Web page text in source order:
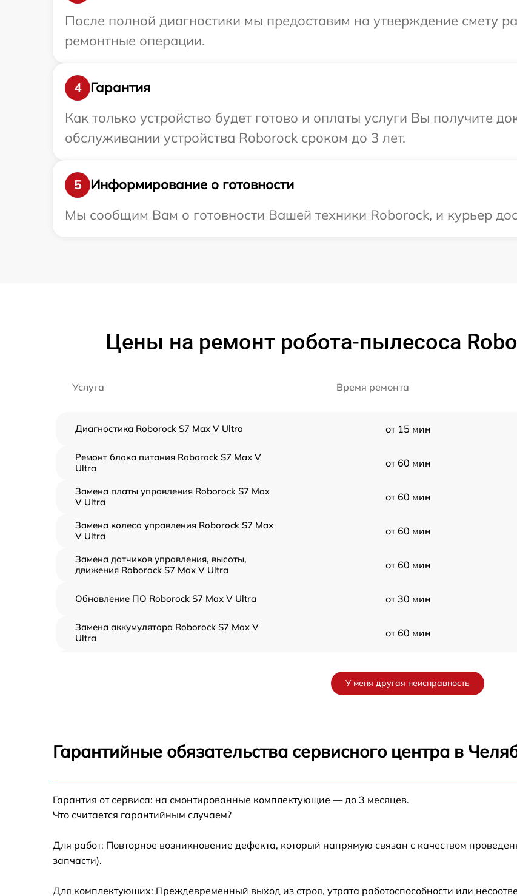
После полной диагностики мы предоставим на утверждение смету
ремонтные операции.
4
Гарантия
Как только устройство будет готово и оплаты услуги Вы получите
обслуживании устройства Roborock сроком до 3 лет.
5
Информирование о готовности
Мы сообщим Вам о готовности Вашей техники Roborock, и курьер
Цены на ремонт робота-пылесоса
Услуга Время ремонта
Диагностика Roborock S7 Max V Ultra от 15 мин
Ремонт блока питания Roborock S7 Max V
Ultra
от 60 мин
Замена платы управления Roborock S7 Max
V Ultra
от 60 мин
Замена колеса управления Roborock S7 Max
V Ultra
от 60 мин
Замена датчиков управления, высоты,
движения Roborock S7 Max V Ultra
от 60 мин
Обновление ПО Roborock S7 Max V Ultra от 30 мин
Замена аккумулятора Roborock S7 Max V
Ultra
от 60 мин
Ремонт материнской платы Roborock S7 Max
V Ultra
от 60 мин
Восстановление аккумулятора Roborock S7
У меня другая неисправность
Гарантийные обязательства сервисного центра в
Гарантия от сервиса: на смонтированные комплектующие — до 3 месяцев.
Что считается гарантийным случаем?
Для работ: Повторное возникновение дефекта, который напрямую связан с качеством
запчасти).
Для комплектующих: Преждевременный выход из строя, утрата работоспособности или